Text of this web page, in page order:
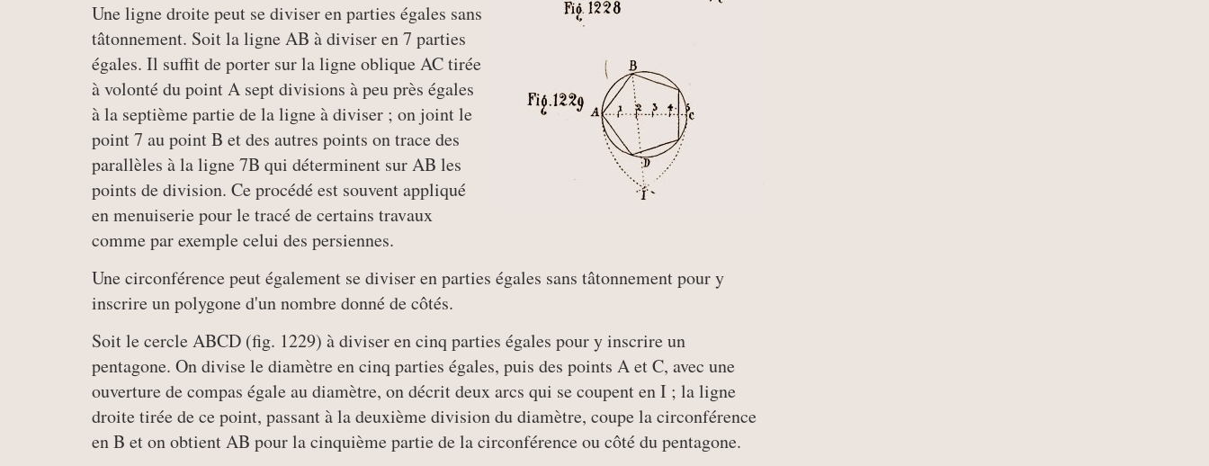
Une ligne droite peut se diviser en parties égales sans
tâtonnement. Soit la ligne AB à diviser en 7 parties
égales. Il suffit de porter sur la ligne oblique AC tirée
à volonté du point A sept divisions à peu près égales
à la septième partie de la ligne à diviser ; on joint le
point 7 au point B et des autres points on trace des
parallèles à la ligne 7B qui déterminent sur AB les
points de division. Ce procédé est souvent appliqué
en menuiserie pour le tracé de certains travaux
comme par exemple celui des persiennes.
Une circonférence peut également se diviser en parties égales sans tâtonnement pour y
inscrire un polygone d'un nombre donné de côtés.
Soit le cercle ABCD (fig. 1229) à diviser en cinq parties égales pour y inscrire un
pentagone. On divise le diamètre en cinq parties égales, puis des points A et C, avec une
ouverture de compas égale au diamètre, on décrit deux arcs qui se coupent en I ; la ligne
droite tirée de ce point, passant à la deuxième division du diamètre, coupe la circonférence
en B et on obtient AB pour la cinquième partie de la circonférence ou côté du pentagone.